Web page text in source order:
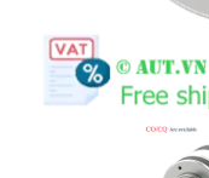
Máy tính công
Động cơ servo 2
Động cơ bước 2
Chưa Phân Loại
Phụ Kiện